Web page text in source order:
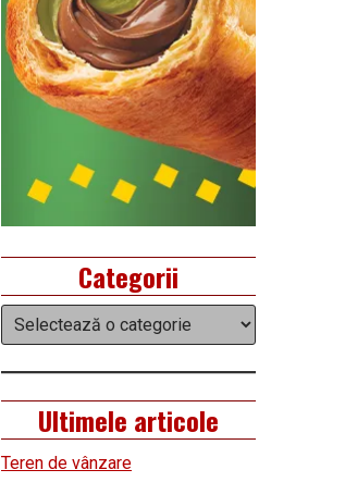
Categorii
Categorii
Ultimele articole
Teren de vânzare